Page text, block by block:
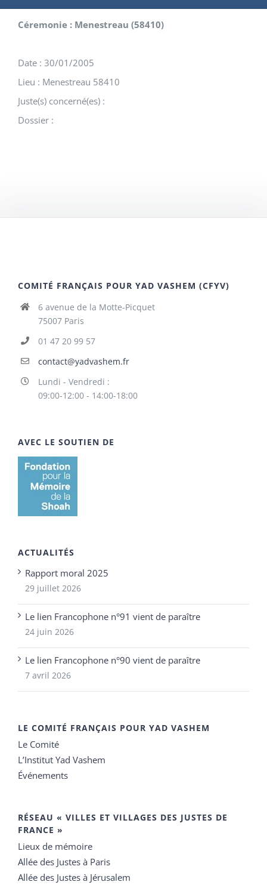
Céremonie : Menestreau (58410)
Date : 30/01/2005
Lieu : Menestreau 58410
Juste(s) concerné(es) :
Dossier :
COMITÉ FRANÇAIS POUR YAD VASHEM (CFYV)
6 avenue de la Motte-Picquet
75007 Paris
01 47 20 99 57
contact@yadvashem.fr
Lundi - Vendredi :
09:00-12:00 - 14:00-18:00
AVEC LE SOUTIEN DE
ACTUALITÉS
Rapport moral 2025
29 juillet 2026
Le lien Francophone n°91 vient de paraître
24 juin 2026
Le lien Francophone n°90 vient de paraître
7 avril 2026
LE COMITÉ FRANÇAIS POUR YAD VASHEM
Le Comité
L’Institut Yad Vashem
Événements
RÉSEAU « VILLES ET VILLAGES DES JUSTES DE
FRANCE »
Lieux de mémoire
Allée des Justes à Paris
Allée des Justes à Jérusalem